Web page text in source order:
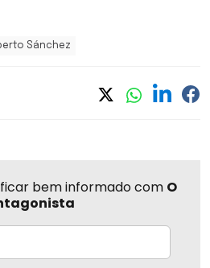
Sánchez
bem informado com O